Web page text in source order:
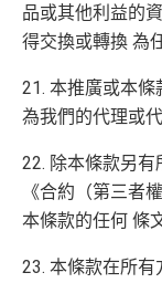
品或其他利益的
得交換或轉換 為
21. 本推廣或本
為我們的代理或
22. 除本條款另
《合約（第三者
本條款的任何 條
23. 本條款在所